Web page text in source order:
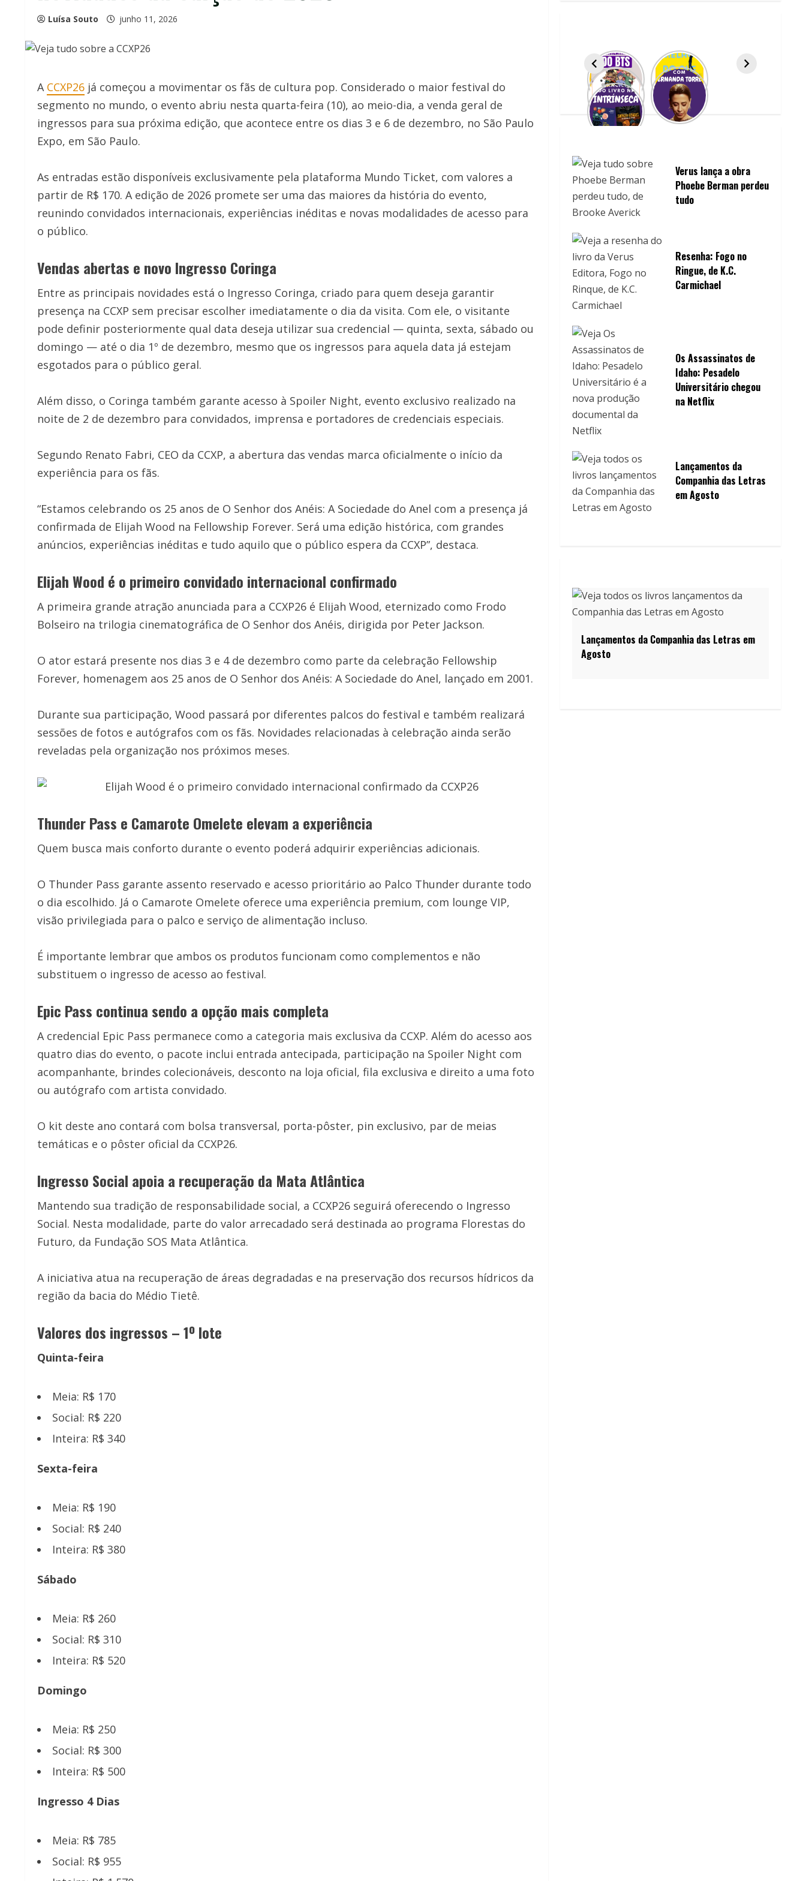
Luísa Souto junho 11, 2026
A CCXP26 já começou a movimentar os fãs de cultura pop. Considerado o maior festival do
segmento no mundo, o evento abriu nesta quarta-feira (10), ao meio-dia, a venda geral de
ingressos para sua próxima edição, que acontece entre os dias 3 e 6 de dezembro, no São Paulo
Expo, em São Paulo.
As entradas estão disponíveis exclusivamente pela plataforma Mundo Ticket, com valores a
partir de R$ 170. A edição de 2026 promete ser uma das maiores da história do evento,
reunindo convidados internacionais, experiências inéditas e novas modalidades de acesso para
o público.
Vendas abertas e novo Ingresso Coringa
Entre as principais novidades está o Ingresso Coringa, criado para quem deseja garantir
presença na CCXP sem precisar escolher imediatamente o dia da visita. Com ele, o visitante
pode definir posteriormente qual data deseja utilizar sua credencial — quinta, sexta, sábado ou
domingo — até o dia 1º de dezembro, mesmo que os ingressos para aquela data já estejam
esgotados para o público geral.
Além disso, o Coringa também garante acesso à Spoiler Night, evento exclusivo realizado na
noite de 2 de dezembro para convidados, imprensa e portadores de credenciais especiais.
Segundo Renato Fabri, CEO da CCXP, a abertura das vendas marca oficialmente o início da
experiência para os fãs.
“Estamos celebrando os 25 anos de O Senhor dos Anéis: A Sociedade do Anel com a presença já
confirmada de Elijah Wood na Fellowship Forever. Será uma edição histórica, com grandes
anúncios, experiências inéditas e tudo aquilo que o público espera da CCXP”, destaca.
Elijah Wood é o primeiro convidado internacional confirmado
A primeira grande atração anunciada para a CCXP26 é Elijah Wood, eternizado como Frodo
Bolseiro na trilogia cinematográfica de O Senhor dos Anéis, dirigida por Peter Jackson.
O ator estará presente nos dias 3 e 4 de dezembro como parte da celebração Fellowship
Forever, homenagem aos 25 anos de O Senhor dos Anéis: A Sociedade do Anel, lançado em 2001.
Durante sua participação, Wood passará por diferentes palcos do festival e também realizará
sessões de fotos e autógrafos com os fãs. Novidades relacionadas à celebração ainda serão
reveladas pela organização nos próximos meses.
Thunder Pass e Camarote Omelete elevam a experiência
Quem busca mais conforto durante o evento poderá adquirir experiências adicionais.
O Thunder Pass garante assento reservado e acesso prioritário ao Palco Thunder durante todo
o dia escolhido. Já o Camarote Omelete oferece uma experiência premium, com lounge VIP,
visão privilegiada para o palco e serviço de alimentação incluso.
É importante lembrar que ambos os produtos funcionam como complementos e não
substituem o ingresso de acesso ao festival.
Epic Pass continua sendo a opção mais completa
A credencial Epic Pass permanece como a categoria mais exclusiva da CCXP. Além do acesso aos
quatro dias do evento, o pacote inclui entrada antecipada, participação na Spoiler Night com
acompanhante, brindes colecionáveis, desconto na loja oficial, fila exclusiva e direito a uma foto
ou autógrafo com artista convidado.
O kit deste ano contará com bolsa transversal, porta-pôster, pin exclusivo, par de meias
temáticas e o pôster oficial da CCXP26.
Ingresso Social apoia a recuperação da Mata Atlântica
Mantendo sua tradição de responsabilidade social, a CCXP26 seguirá oferecendo o Ingresso
Social. Nesta modalidade, parte do valor arrecadado será destinada ao programa Florestas do
Futuro, da Fundação SOS Mata Atlântica.
A iniciativa atua na recuperação de áreas degradadas e na preservação dos recursos hídricos da
região da bacia do Médio Tietê.
Valores dos ingressos – 1º lote
Quinta-feira
Meia: R$ 170
Social: R$ 220
Inteira: R$ 340
Sexta-feira
Meia: R$ 190
Social: R$ 240
Inteira: R$ 380
Sábado
Meia: R$ 260
Social: R$ 310
Inteira: R$ 520
Domingo
Meia: R$ 250
Social: R$ 300
Inteira: R$ 500
Ingresso 4 Dias
Meia: R$ 785
Social: R$ 955
Verus lança a obra
Phoebe Berman perdeu
tudo
Resenha: Fogo no
Ringue, de K.C.
Carmichael
Os Assassinatos de
Idaho: Pesadelo
Universitário chegou
na Netflix
Lançamentos da
Companhia das Letras
em Agosto
Lançamentos da Companhia das Letras em
Agosto